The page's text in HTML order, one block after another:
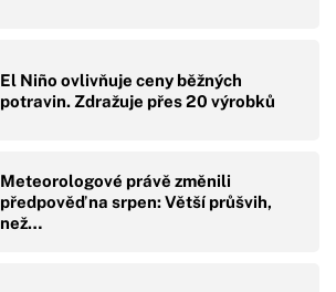
El Niño ovlivňuje ceny běžných
potravin. Zdražuje přes 20 výrobků
Meteorologové právě změnili
předpověď na srpen: Větší průšvih,
než…